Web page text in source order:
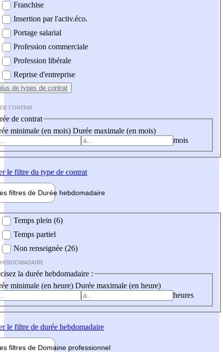
Franchise
Insertion par l'activ.éco.
Portage salarial
Profession commerciale
Profession libérale
Reprise d'entreprise
de types de contrat
CONTRAT
de contrat
minimale (en mois) Durée maximale (en mois)
mois
le filtre du type de contrat
filtres de Durée hebdomadaire
Temps plein (6)
Temps partiel
Non renseignée (26)
la durée hebdomadaire :
minimale (en heure) Durée maximale (en heure)
heures
le filtre de durée hebdomadaire
filtres de Domaine professionnel